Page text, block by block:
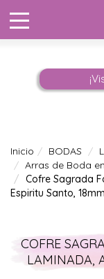
Inicio BODAS
Arras de Boda
Cofre Sagrada
Espiritu Santo,
COFRE
LAMINADA,